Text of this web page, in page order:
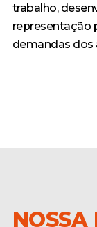
trabalho,
representação
demandas dos
NOSSA